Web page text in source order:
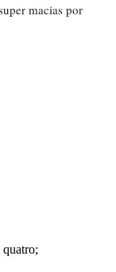
macias por
quatro;